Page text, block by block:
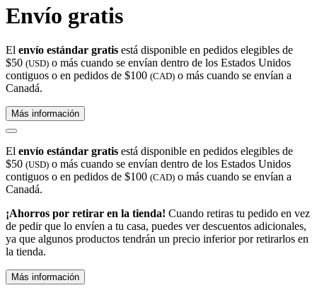
Envío gratis
El envío estándar gratis está disponible en pedidos elegibles de
$50 (USD) o más cuando se envían dentro de los Estados Unidos
contiguos o en pedidos de $100 (CAD) o más cuando se envían a
Canadá.
Más información
El envío estándar gratis está disponible en pedidos elegibles de
$50 (USD) o más cuando se envían dentro de los Estados Unidos
contiguos o en pedidos de $100 (CAD) o más cuando se envían a
Canadá.
¡Ahorros por retirar en la tienda! Cuando retiras tu pedido en vez
de pedir que lo envíen a tu casa, puedes ver descuentos adicionales,
ya que algunos productos tendrán un precio inferior por retirarlos en
la tienda.
Más información